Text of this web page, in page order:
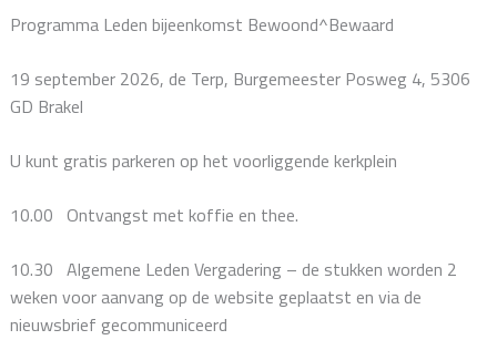
Programma Leden bijeenkomst Bewoond^Bewaard
19 september 2026, de Terp, Burgemeester Posweg 4, 5306
GD Brakel
U kunt gratis parkeren op het voorliggende kerkplein
10.00 Ontvangst met koffie en thee.
10.30 Algemene Leden Vergadering – de stukken worden 2
weken voor aanvang op de website geplaatst en via de
nieuwsbrief gecommuniceerd